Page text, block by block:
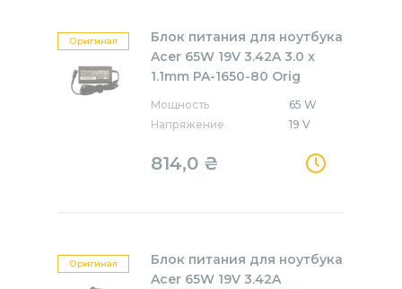
Оригинал
Блок питания для ноутбука
Acer 65W 19V 3.42A 3.0 x
1.1mm PA-1650-80 Orig
Мощность
65 W
Напряжение
19 V
814,0 ₴
Оригинал
Блок питания для ноутбука
Acer 65W 19V 3.42A